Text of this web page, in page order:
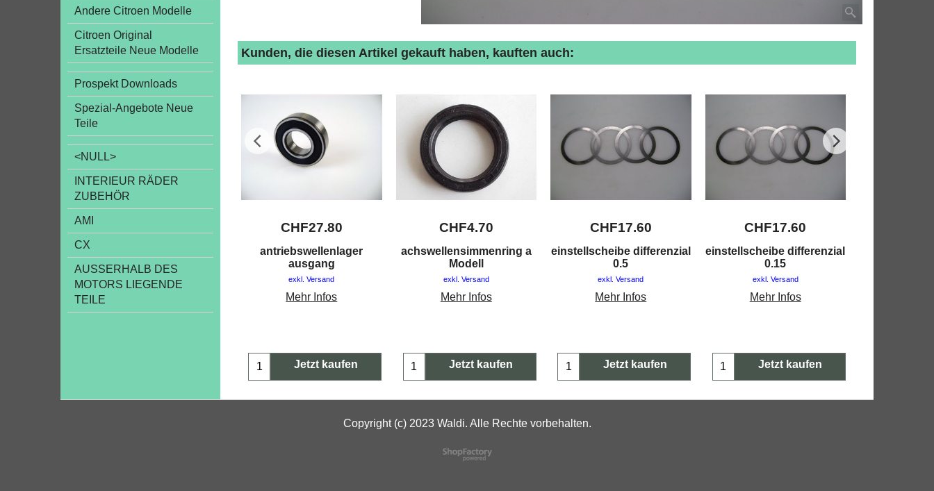
Andere Citroen Modelle
Citroen Original
Ersatzteile Neue Modelle
Prospekt Downloads
Spezial-Angebote Neue
Teile
<NULL>
INTERIEUR RÄDER
ZUBEHÖR
AMI
CX
AUSSERHALB DES
MOTORS LIEGENDE
TEILE
Kunden, die diesen Artikel gekauft haben, kauften auch:
CHF27.80
antriebswellenlager
ausgang
exkl. Versand
Mehr Infos
Jetzt kaufen
CHF4.70
achswellensimmenring a
Modell
exkl. Versand
Mehr Infos
Jetzt kaufen
CHF17.60
einstellscheibe differenzial
0.5
exkl. Versand
Mehr Infos
Jetzt kaufen
CHF17.60
einstellscheibe differenzial
0.15
exkl. Versand
Mehr Infos
Jetzt kaufen
Copyright (c) 2023 Waldi. Alle Rechte vorbehalten.
WebShop erstellt mit
ShopFactory Shop